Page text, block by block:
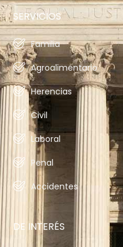
SERVICIOS
Familia
Agroalimentario
Herencias
Civil
Laboral
Penal
Accidentes
DE INTERÉS